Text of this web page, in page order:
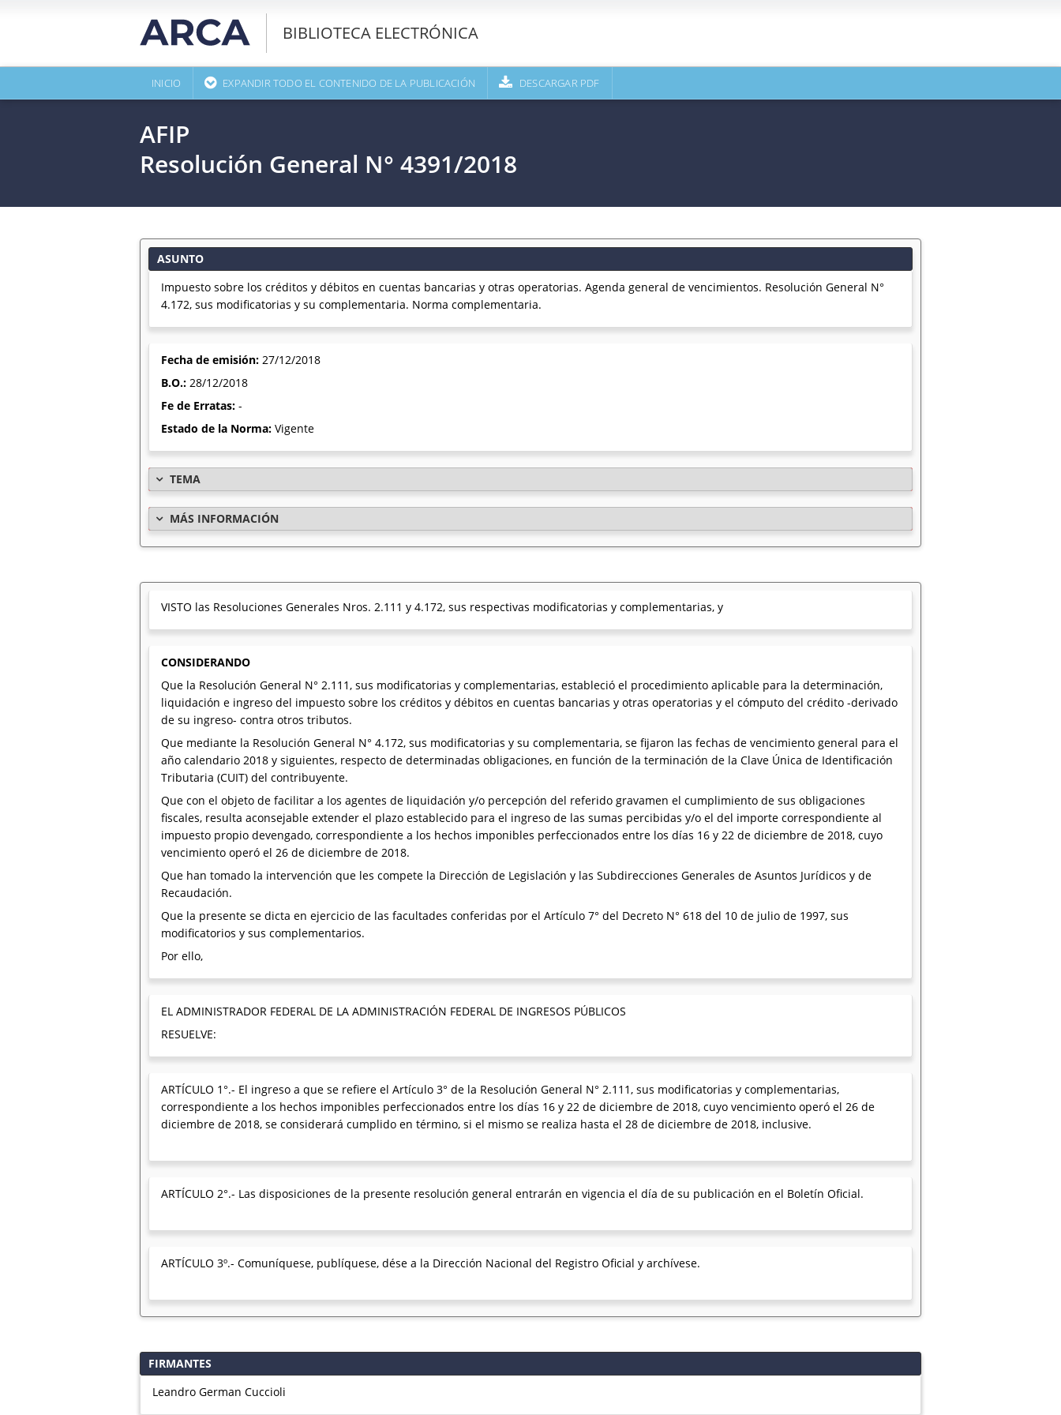
BIBLIOTECA ELECTRÓNICA
INICIO EXPANDIR TODO EL CONTENIDO DE LA PUBLICACIÓN DESCARGAR PDF
AFIP
Resolución General N° 4391/2018
ASUNTO
Impuesto sobre los créditos y débitos en cuentas bancarias y otras operatorias. Agenda general de vencimientos. Resolución General N°
4.172, sus modificatorias y su complementaria. Norma complementaria.
Fecha de emisión: 27/12/2018
B.O.: 28/12/2018
Fe de Erratas: -
Estado de la Norma: Vigente
TEMA
MÁS INFORMACIÓN
VISTO las Resoluciones Generales Nros. 2.111 y 4.172, sus respectivas modificatorias y complementarias, y
CONSIDERANDO
Que la Resolución General N° 2.111, sus modificatorias y complementarias, estableció el procedimiento aplicable para la determinación,
liquidación e ingreso del impuesto sobre los créditos y débitos en cuentas bancarias y otras operatorias y el cómputo del crédito -derivado
de su ingreso- contra otros tributos.
Que mediante la Resolución General N° 4.172, sus modificatorias y su complementaria, se fijaron las fechas de vencimiento general para el
año calendario 2018 y siguientes, respecto de determinadas obligaciones, en función de la terminación de la Clave Única de Identificación
Tributaria (CUIT) del contribuyente.
Que con el objeto de facilitar a los agentes de liquidación y/o percepción del referido gravamen el cumplimiento de sus obligaciones
fiscales, resulta aconsejable extender el plazo establecido para el ingreso de las sumas percibidas y/o el del importe correspondiente al
impuesto propio devengado, correspondiente a los hechos imponibles perfeccionados entre los días 16 y 22 de diciembre de 2018, cuyo
vencimiento operó el 26 de diciembre de 2018.
Que han tomado la intervención que les compete la Dirección de Legislación y las Subdirecciones Generales de Asuntos Jurídicos y de
Recaudación.
Que la presente se dicta en ejercicio de las facultades conferidas por el Artículo 7° del Decreto N° 618 del 10 de julio de 1997, sus
modificatorios y sus complementarios.
Por ello,
EL ADMINISTRADOR FEDERAL DE LA ADMINISTRACIÓN FEDERAL DE INGRESOS PÚBLICOS
RESUELVE:
ARTÍCULO 1°.- El ingreso a que se refiere el Artículo 3° de la Resolución General N° 2.111, sus modificatorias y complementarias,
correspondiente a los hechos imponibles perfeccionados entre los días 16 y 22 de diciembre de 2018, cuyo vencimiento operó el 26 de
diciembre de 2018, se considerará cumplido en término, si el mismo se realiza hasta el 28 de diciembre de 2018, inclusive.
ARTÍCULO 2°.- Las disposiciones de la presente resolución general entrarán en vigencia el día de su publicación en el Boletín Oficial.
ARTÍCULO 3º.- Comuníquese, publíquese, dése a la Dirección Nacional del Registro Oficial y archívese.
FIRMANTES
Leandro German Cuccioli